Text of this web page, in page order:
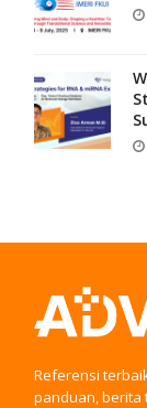
Referensi
panduan, berita